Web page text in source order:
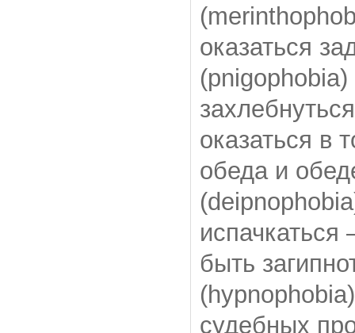
оказаться
(pnigophobia)
оказаться в
обеда и
быть
(hypnophobia)
судебных